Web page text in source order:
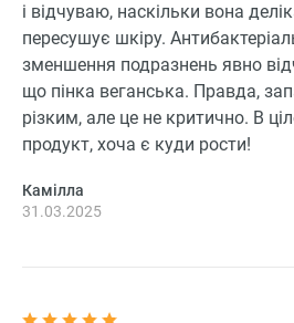
і відчуваю, наскільки вона
пересушує шкіру.
зменшення подразнень явно
що пінка веганська. Правда,
різким, але це не критично. В
продукт, хоча є куди рости!
Камілла
31.03.2025